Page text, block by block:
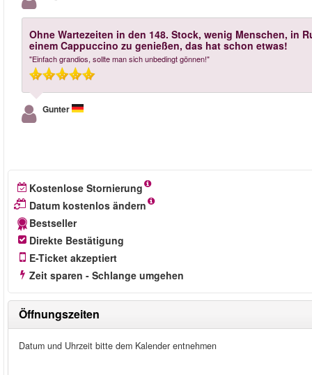
Ohne Wartezeiten in den 148. Stock, wenig Menschen, in
einem Cappuccino zu genießen, das hat schon etwas!
"Einfach grandios, sollte man sich unbedingt gönnen!"
Gunter
Kostenlose Stornierung
Datum kostenlos ändern
Bestseller
Direkte Bestätigung
E-Ticket akzeptiert
Zeit sparen - Schlange umgehen
Öffnungszeiten
Datum und Uhrzeit bitte dem Kalender entnehmen